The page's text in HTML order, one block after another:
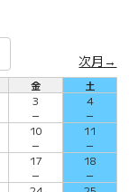
次月→
金
土
3
－
4
－
10
－
11
－
17
－
18
－